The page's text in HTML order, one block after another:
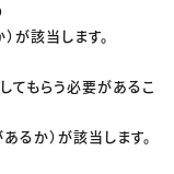
が該当します。
てもらう必要があるこ
か）が該当します。